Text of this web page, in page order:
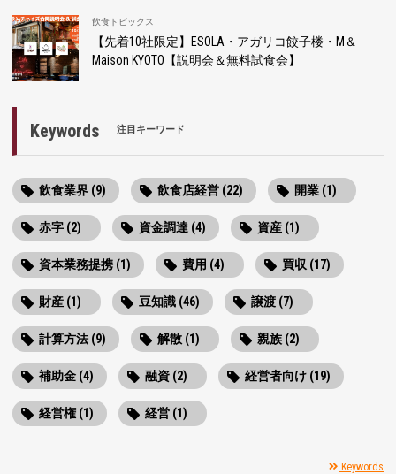
飲食トピックス
【先着10社限定】ESOLA・アガリコ餃子楼・M＆
Maison KYOTO【説明会＆無料試食会】
Keywords 注目キーワード
飲食業界 (9) 飲食店経営 (22) 開業 (1)
赤字 (2) 資金調達 (4) 資産 (1)
資本業務提携 (1) 費用 (4) 買収 (17)
財産 (1) 豆知識 (46) 譲渡 (7)
計算方法 (9) 解散 (1) 親族 (2)
補助金 (4) 融資 (2) 経営者向け (19)
経営権 (1) 経営 (1)
Keywords